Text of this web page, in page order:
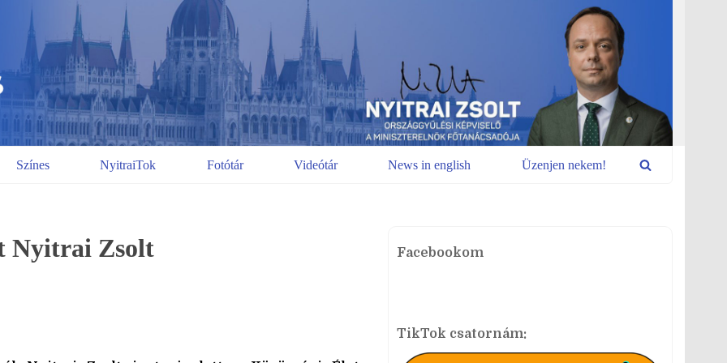
Színes NyitraiTok Fotótár Videótár News in english Üzenjen nekem!
Nyitrai Zsolt Facebookom
TikTok csatornám: